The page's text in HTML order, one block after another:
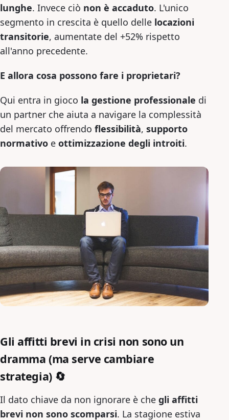
lunghe. Invece ciò non è accaduto. L'unico
segmento in crescita è quello delle locazioni
transitorie, aumentate del +52% rispetto
all'anno precedente.
E allora cosa possono fare i proprietari?
Qui entra in gioco la gestione professionale di
un partner che aiuta a navigare la complessità
del mercato offrendo flessibilità, supporto
normativo e ottimizzazione degli introiti.
Gli affitti brevi in crisi non sono un
dramma (ma serve cambiare
strategia) 🔄
Il dato chiave da non ignorare è che gli affitti
brevi non sono scomparsi. La stagione estiva